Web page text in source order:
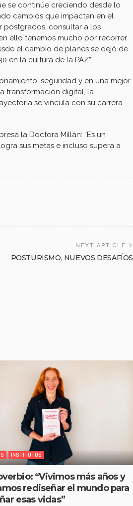
se continúe creciendo desde lo
cambios que impactan en el
postgrados, consultar a los
ello tenemos mucho por recorrer
el cambio de planes se dejó de
en la cultura de la PAZ”.
seguridad y en una mejor
transformación digital, la
se vincula con su carrera
la Doctora Millán: “Es un
sus metas e incluso supera a
NEXT ARTICLE
POSTURISMO, NUEVOS DESAFÍOS
INSTITUTOS
“Vivimos más años y
rediseñar el mundo para
esas vidas”